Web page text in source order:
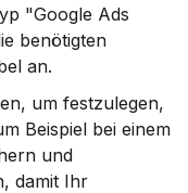
"Google Ads
benötigten
an.
um festzulegen,
Beispiel bei einem
und
damit Ihr